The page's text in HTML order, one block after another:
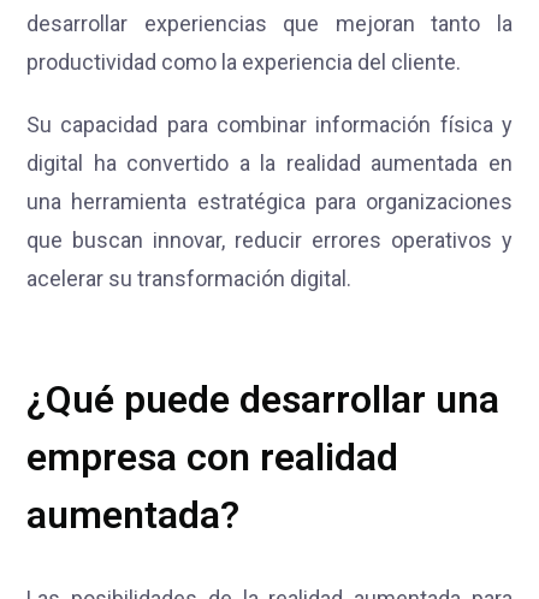
desarrollar experiencias que mejoran tanto la
productividad como la experiencia del cliente.
Su capacidad para combinar información física y
digital ha convertido a la realidad aumentada en
una herramienta estratégica para organizaciones
que buscan innovar, reducir errores operativos y
acelerar su transformación digital.
¿Qué puede desarrollar una
empresa con realidad
aumentada?